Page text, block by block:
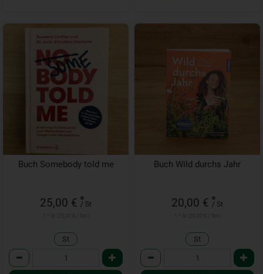
Buch Somebody told me
25,00 € *
/ St
St
Anzahl
Buch Wild durchs Jahr
20,00 € *
/ St
St
Anzahl